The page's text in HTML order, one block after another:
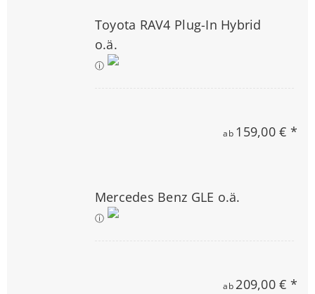
Toyota RAV4 Plug-In Hybrid
o.ä.
ⓘ
ab 159,00 € *
Mercedes Benz GLE o.ä.
ⓘ
ab 209,00 € *